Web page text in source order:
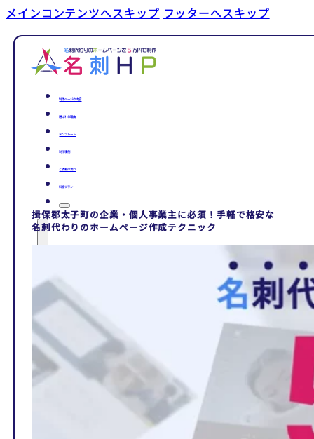
メインコンテンツへスキップ フッターへスキップ
制作ページの内容
選ばれる理由
テンプレート
制作事例
ご依頼の流れ
料金プラン
揖保郡太子町の企業・個人事業主に必須！手軽で格安な
名刺代わりのホームページ作成テクニック